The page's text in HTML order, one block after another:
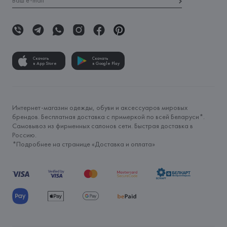
Скачать
в App Store
Скачать
в Google Play
Интернет-магазин одежды, обуви и аксессуаров мировых
брендов. Бесплатная доставка с примеркой по всей Беларуси*.
Самовывоз из фирменных салонов сети. Быстрая доставка в
Россию.
*Подробнее на странице «Доставка и оплата»